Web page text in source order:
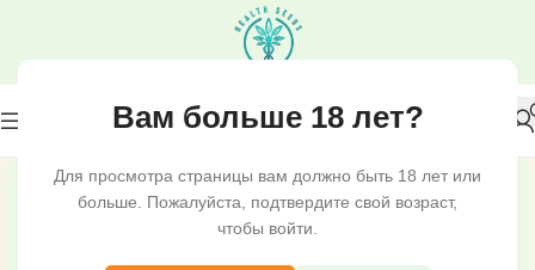
Вам больше 18 лет?
Для просмотра страницы вам должно быть 18 лет или
больше. Пожалуйста, подтвердите свой возраст,
чтобы войти.